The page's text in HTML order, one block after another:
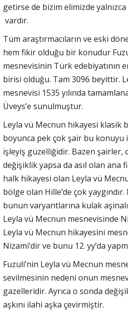
getirse de bizim elimizde
vardır.
Tüm araştırmacıların ve eski
hem fikir olduğu bir konudur
mesnevisinin Türk edebiyatının
birisi olduğu. Tam 3096 beyittir.
mesnevisi 1535 yılında
Üveys’e sunulmuştur.
Leyla vü Mecnun hikayesi klasik
boyunca pek çok şair bu konuyu
işleyiş güzelliğidir. Bazen
değişiklik yapsa da asıl olan
halk hikayesi olan Leyla vü
bölge olan Hille’de çok
bunun varyantlarına kulak
Leyla vü Mecnun mesnevisinde
Leyla vü Mecnun hikayesini
Nizami’dir ve bunu 12. yy’da
Fuzuli’nin Leyla vü Mecnun
sevilmesinin nedeni onun
gazelleridir. Ayrıca o sonda
aşkını ilahi aşka çevirmiştir.